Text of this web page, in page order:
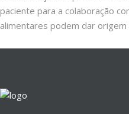
paciente para a colaboração
alimentares podem dar